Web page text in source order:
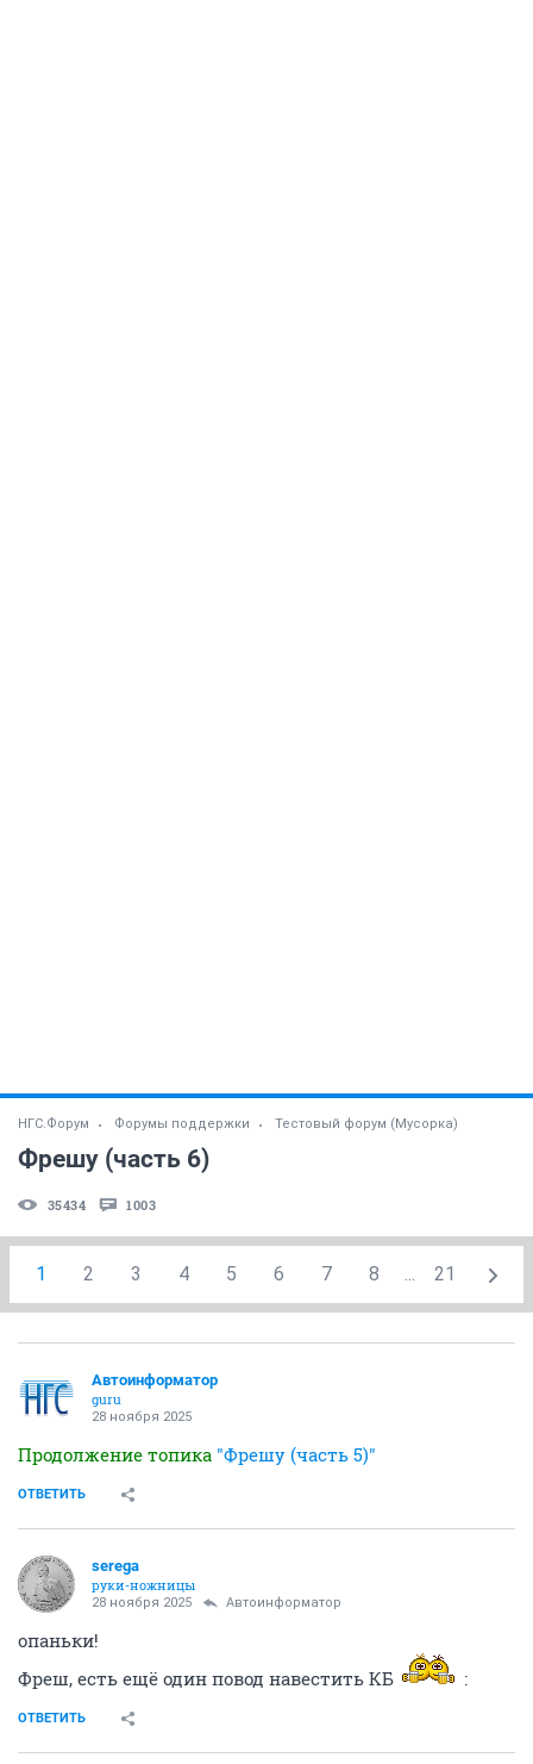
НГС.Форум Форумы поддержки Тестовый форум (Мусорка)
Фрешу (часть 6)
35434 1003
1 2 3 4 5 6 7 8 ... 21
Автоинформатор
guru
28 ноября 2025
Продолжение топика "Фрешу (часть 5)"
ОТВЕТИТЬ
serega
руки-ножницы
28 ноября 2025 Автоинформатор
опаньки!
Фреш, есть ещё один повод навестить КБ
:
ОТВЕТИТЬ